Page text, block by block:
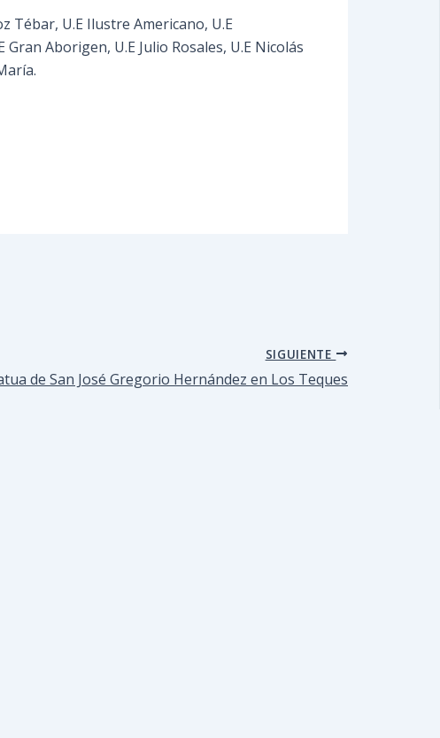
Tébar, U.E Ilustre Americano, U.E
Aborigen, U.E Julio Rosales, U.E Nicolás
SIGUIENTE
de San José Gregorio Hernández en Los Teques